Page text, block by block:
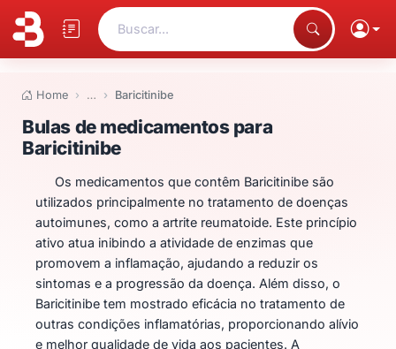
Buscar...
Home … Baricitinibe
Bulas de medicamentos para
Bulas de medicamentos para
Baricitinibe
Os medicamentos que contêm Baricitinibe são
utilizados principalmente no tratamento de doenças
autoimunes, como a artrite reumatoide. Este princípio
ativo atua inibindo a atividade de enzimas que
promovem a inflamação, ajudando a reduzir os
sintomas e a progressão da doença. Além disso, o
Baricitinibe tem mostrado eficácia no tratamento de
outras condições inflamatórias, proporcionando alívio
e melhor qualidade de vida aos pacientes. A